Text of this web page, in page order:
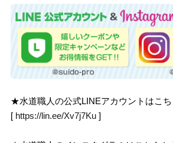
★水道職人の公式LINEアカウントはこち
[ https://lin.ee/Xv7j7Ku ]